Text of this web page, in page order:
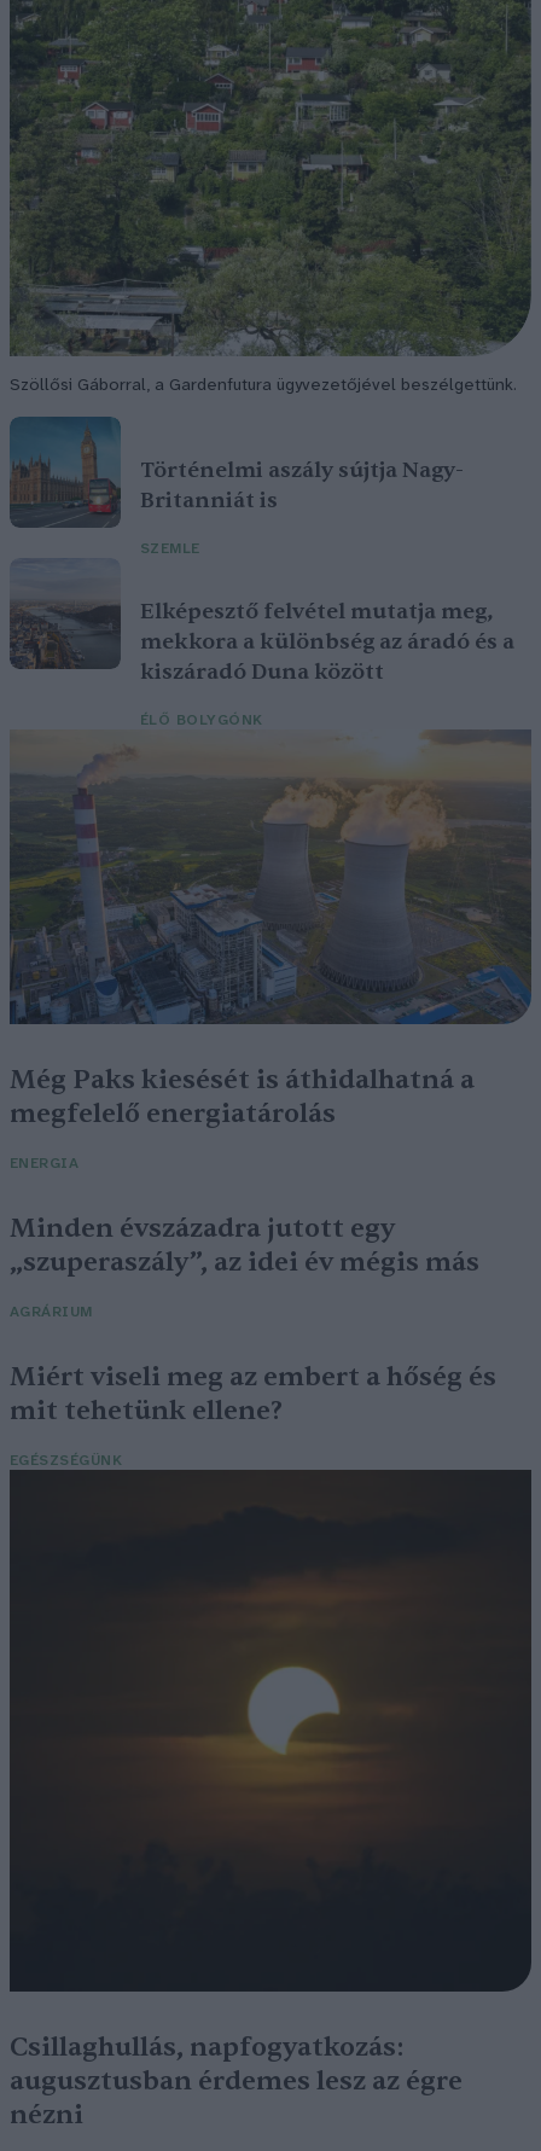
Szöllősi Gáborral, a Gardenfutura ügyvezetőjével beszélgettünk.
Történelmi aszály sújtja Nagy-
Britanniát is
SZEMLE
Elképesztő felvétel mutatja meg,
mekkora a különbség az áradó és a
kiszáradó Duna között
ÉLŐ BOLYGÓNK
Még Paks kiesését is áthidalhatná a
megfelelő energiatárolás
ENERGIA
Minden évszázadra jutott egy
„szuperaszály”, az idei év mégis más
AGRÁRIUM
Miért viseli meg az embert a hőség és
mit tehetünk ellene?
EGÉSZSÉGÜNK
Csillaghullás, napfogyatkozás:
augusztusban érdemes lesz az égre
nézni